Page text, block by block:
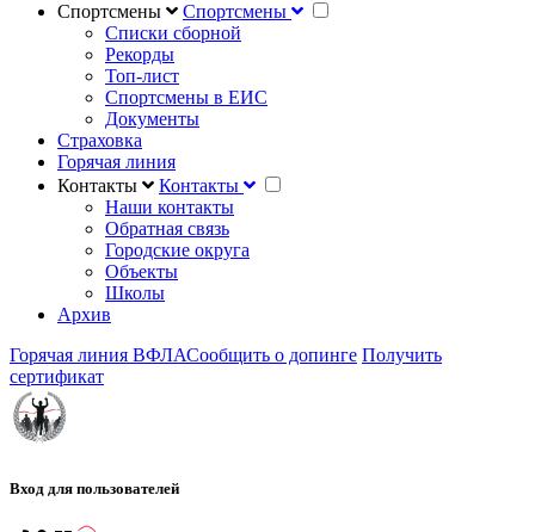
Спортсмены
Спортсмены
Списки сборной
Рекорды
Топ-лист
Спортсмены в ЕИС
Документы
Страховка
Горячая линия
Контакты
Контакты
Наши контакты
Обратная связь
Городские округа
Объекты
Школы
Архив
Горячая линия ВФЛАСообщить о допинге Получить
сертификат
Вход для пользователей